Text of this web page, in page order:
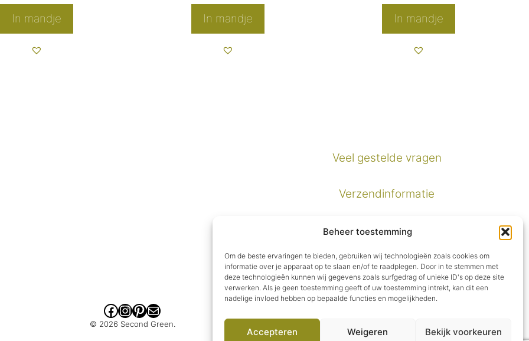
Beheer toestemming
Om de beste ervaringen te bieden, gebruiken wij technologieën zoals cookies om
informatie over je apparaat op te slaan en/of te raadplegen. Door in te stemmen met
deze technologieën kunnen wij gegevens zoals surfgedrag of unieke ID's op deze site
verwerken. Als je geen toestemming geeft of uw toestemming intrekt, kan dit een
nadelige invloed hebben op bepaalde functies en mogelijkheden.
Accepteren Weigeren Bekijk voorkeuren
was:
In mandje
was:
In mandje
was:
In mandje
Veel gestelde vragen
Verzendinformatie
Privacybeleid
Algemene voorwaarden
Facebook
Instagram
Pinterest
E-mail
© 2026 Second Green.